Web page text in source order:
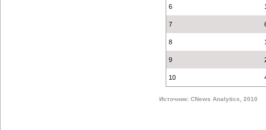
6
7
8
9
10
Источник: CNews Analytics, 2010